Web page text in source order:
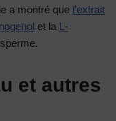
a montré que l’extrait
et la L-
et autres